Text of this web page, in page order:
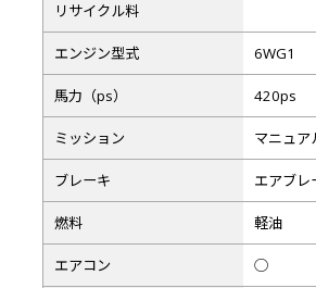
リサイクル料
エンジン型式 6WG1
馬力（ps） 420ps
ミッション マニュア
ブレーキ エアブレ
燃料 軽油
エアコン ◯